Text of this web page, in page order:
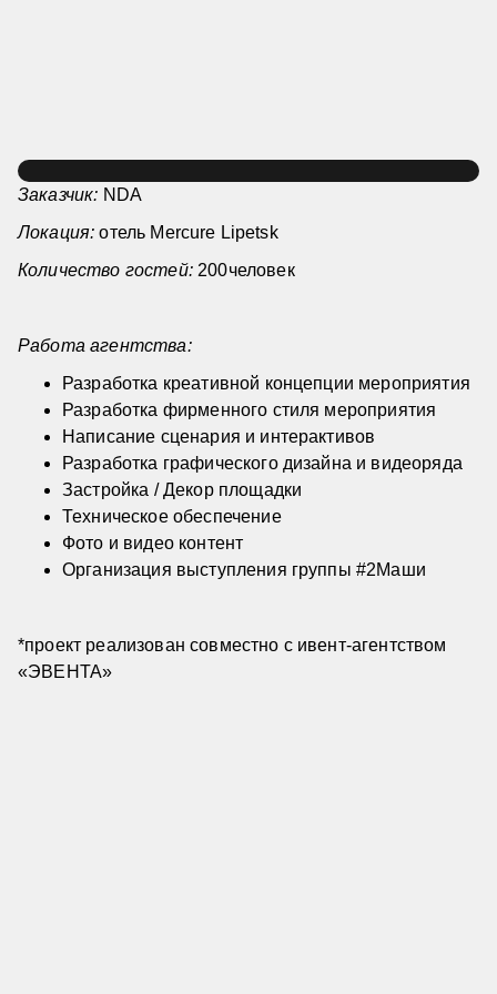
Заказчик: NDA
Локация: отель Mercure Lipetsk
Количество гостей: 200человек
Работа агентства:
Разработка креативной концепции мероприятия
Разработка фирменного стиля мероприятия
Написание сценария и интерактивов
Разработка графического дизайна и видеоряда
Застройка / Декор площадки
Техническое обеспечение
Фото и видео контент
Организация выступления группы #2Маши
*проект реализован совместно с ивент-агентством
«ЭВЕНТА»